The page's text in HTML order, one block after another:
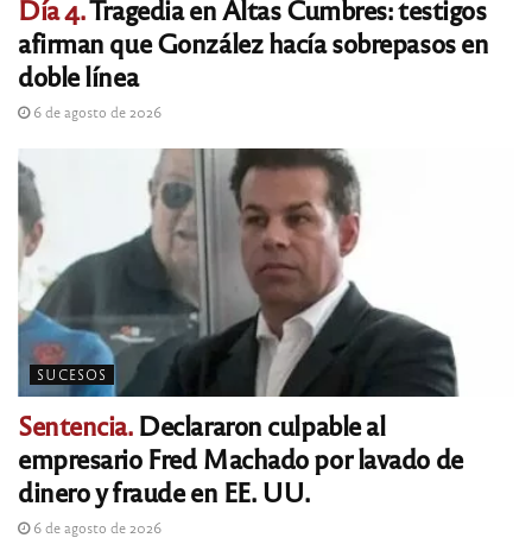
Día 4.Tragedia en Altas Cumbres: testigos
afirman que González hacía sobrepasos en
doble línea
6 de agosto de 2026
SUCESOS
Sentencia.Declararon culpable al
empresario Fred Machado por lavado de
dinero y fraude en EE. UU.
6 de agosto de 2026